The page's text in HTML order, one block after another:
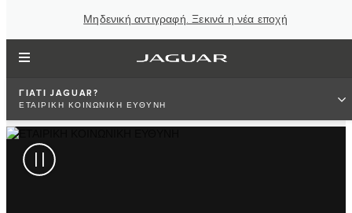
Μηδενική αντιγραφή. Ξεκινά η νέα εποχή
ΓΙΑΤΙ JAGUAR?
ΕΤΑΙΡΙΚΗ ΚΟΙΝΩΝΙΚΗ ΕΥΘΥΝΗ